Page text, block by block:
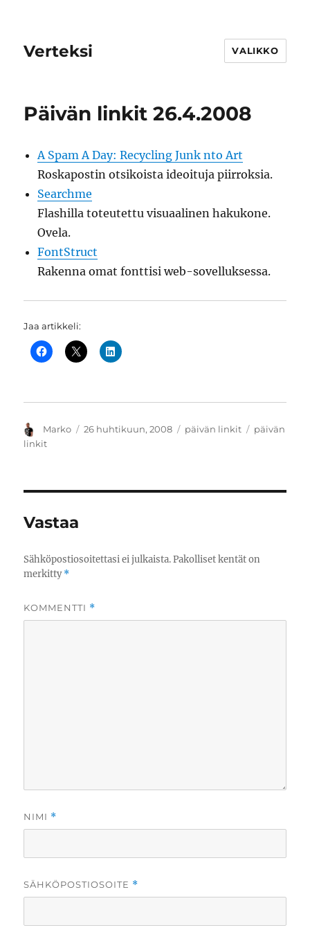
Verteksi VALIKKO
Päivän linkit 26.4.2008
A Spam A Day: Recycling Junk nto Art
Roskapostin otsikoista ideoituja piirroksia.
Searchme
Flashilla toteutettu visuaalinen hakukone.
Ovela.
FontStruct
Rakenna omat fonttisi web-sovelluksessa.
Jaa artikkeli:
Kirjoittaja
Marko Julkaistu
26 huhtikuun, 2008 Kategoriat
päivän linkit Avainsanat
päivän
linkit
Vastaa
Sähköpostiosoitettasi ei julkaista. Pakolliset kentät on
merkitty*
KOMMENTTI *
NIMI *
SÄHKÖPOSTIOSOITE *